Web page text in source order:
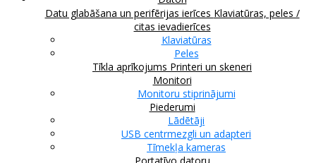
Datu glabāšana un perifērijas ierīces Klaviatūras, peles /
citas ievadierīces
Klaviatūras
Peles
Tīkla aprīkojums Printeri un skeneri
Monitori
Monitoru stiprinājumi
Piederumi
Lādētāji
USB centrmezgli un adapteri
Tīmekļa kameras
Portatīvo datoru